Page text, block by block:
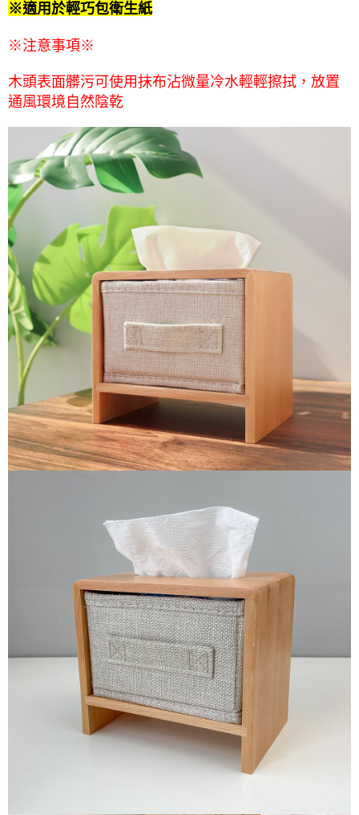
※適用於輕巧包衛生紙
※注意事項※
木頭表面髒污可使用抹布沾微量冷水輕輕擦拭，放置
通風環境自然陰乾